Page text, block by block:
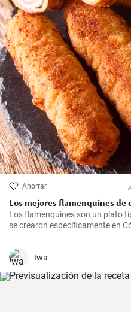
Ahorrar
Los mejores flamenquines de
Los flamenquines son un plato
se crearon específicamente en
rollitos de jamón serrano y
crujientes por fuera y jugosos
como tapas y son comúnmente
Iwa